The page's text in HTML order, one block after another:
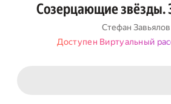
Созерцающие звёзды.
Cтефан Завьялов
Доступен Виртуальный